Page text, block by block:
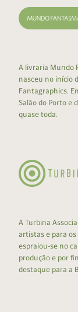
A livraria Mundo
nasceu no início
Fantagraphics.
Salão do Porto e
quase toda.
A Turbina
artistas e para
espraiou-se no
produção e por
destaque para a